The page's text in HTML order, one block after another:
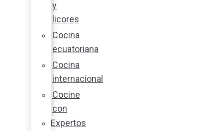
y
licores
Cocina
ecuatoriana
Cocina
internacional
Cocine
con
Expertos